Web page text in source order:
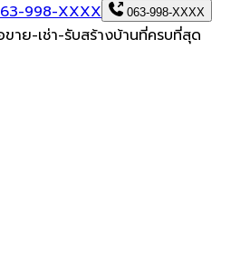
998-XXXX 063-998-XXXX
ขาย-เช่า-รับสร้างบ้านที่ครบที่สุด